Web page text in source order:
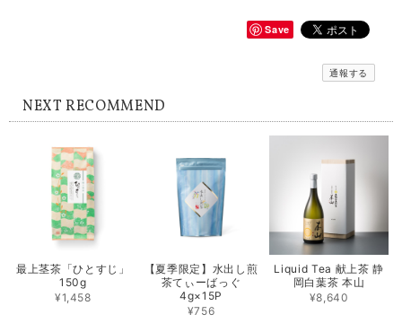
Save
通報する
NEXT RECOMMEND
最上茎茶「ひとすじ」
150g
¥1,458
【夏季限定】水出し煎
茶てぃーばっぐ
4g×15P
¥756
Liquid Tea 献上茶 静
岡白葉茶 本山
¥8,640